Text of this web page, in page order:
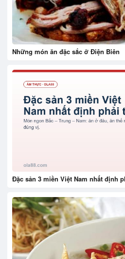
Những món ăn đặc sắc ở Điện Biên
Đặc sản 3 miền Việt Nam nhất định